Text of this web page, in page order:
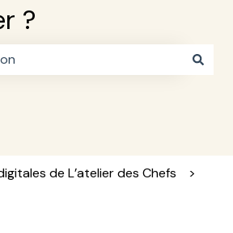
?
de L’atelier des Chefs